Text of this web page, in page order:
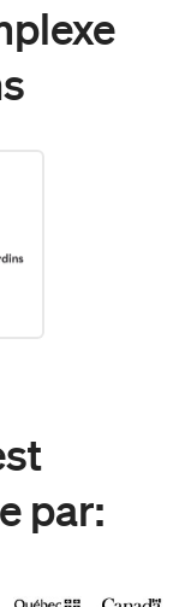
par: